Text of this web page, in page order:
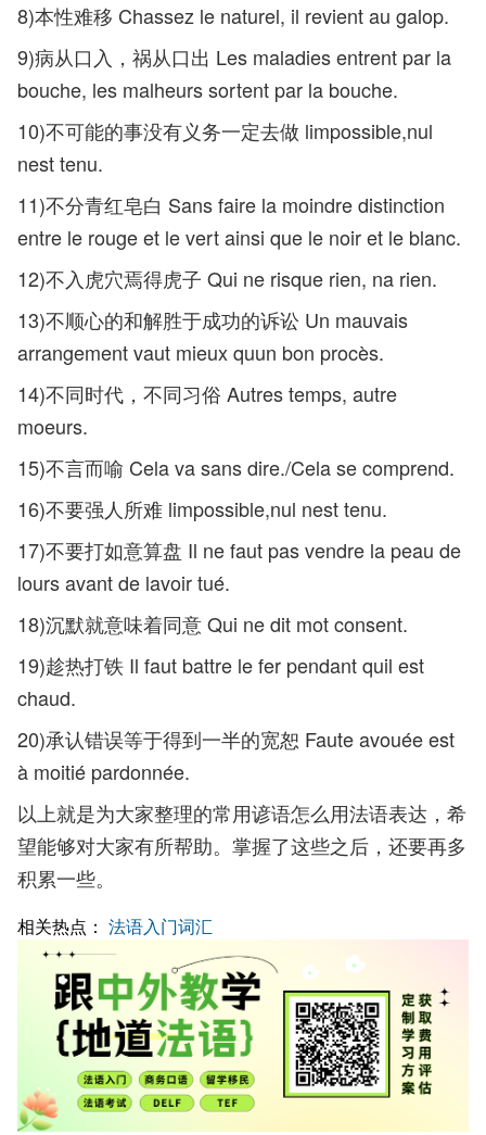
8)本性难移 Chassez le naturel, il revient au galop.
9)病从口入，祸从口出 Les maladies entrent par la
bouche, les malheurs sortent par la bouche.
10)不可能的事没有义务一定去做 limpossible,nul
nest tenu.
11)不分青红皂白 Sans faire la moindre distinction
entre le rouge et le vert ainsi que le noir et le blanc.
12)不入虎穴焉得虎子 Qui ne risque rien, na rien.
13)不顺心的和解胜于成功的诉讼 Un mauvais
arrangement vaut mieux quun bon procès.
14)不同时代，不同习俗 Autres temps, autre
moeurs.
15)不言而喻 Cela va sans dire./Cela se comprend.
16)不要强人所难 limpossible,nul nest tenu.
17)不要打如意算盘 Il ne faut pas vendre la peau de
lours avant de lavoir tué.
18)沉默就意味着同意 Qui ne dit mot consent.
19)趁热打铁 Il faut battre le fer pendant quil est
chaud.
20)承认错误等于得到一半的宽恕 Faute avouée est
à moitié pardonnée.
以上就是为大家整理的常用谚语怎么用法语表达，希
望能够对大家有所帮助。掌握了这些之后，还要再多
积累一些。
相关热点： 法语入门词汇